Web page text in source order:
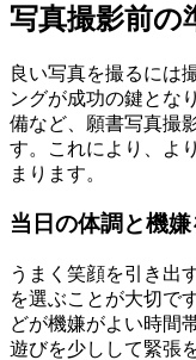
写真撮影前の
良い写真を撮るには
ングが成功の鍵とな
備など、願書写真撮
す。これにより、よ
まります。
当日の体調と機
うまく笑顔を引き出
を選ぶことが大切で
どが機嫌がよい時間
遊びを少しして緊張